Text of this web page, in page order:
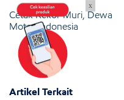
Cetak Rekor Muri, Dewa
Motor Indonesia
Artikel Terkait
x